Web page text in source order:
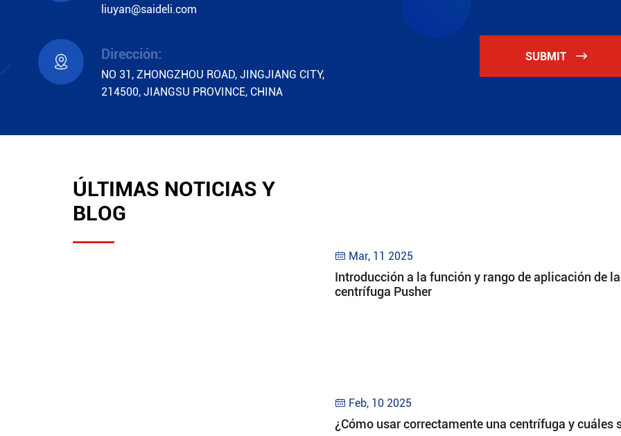
liuyan@saideli.com
 Dirección:
NO 31, ZHONGZHOU ROAD, JINGJIANG CITY,
214500, JIANGSU PROVINCE, CHINA
SUBMIT 
ÚLTIMAS NOTICIAS Y
BLOG
 Mar, 11 2025
Introducción a la función y rango de aplicación de
centrífuga Pusher
 Feb, 10 2025
¿Cómo usar correctamente una centrífuga y cuáles